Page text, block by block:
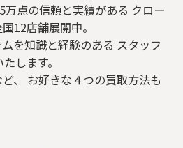
点の信頼と実績がある クロー
12店舗展開中。
を知識と経験のある スタッフ
します。
、 お好きな４つの買取方法も